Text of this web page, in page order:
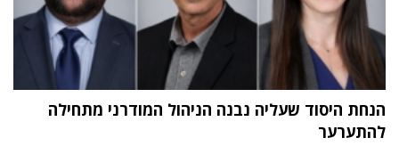
הנחת היסוד שעליה נבנה הניהול המודרני מתחילה
להתערער